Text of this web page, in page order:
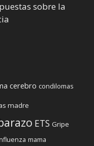
sobre la
cerebro condilomas
madre
ETS Gripe
mama